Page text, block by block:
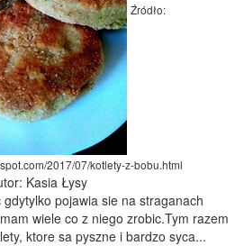
Źródło:
2017/07/kotlety-z-bobu.html
Kasia Łysy
pojawia sie na straganach
wiele co z niego zrobic.Tym razem
ktore sa pyszne i bardzo syca...